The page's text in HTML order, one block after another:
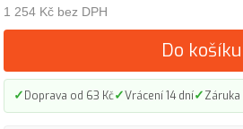
1 254 Kč bez DPH
Do košíku
✓Doprava od 63 Kč✓Vrácení 14 dní✓